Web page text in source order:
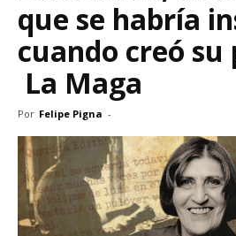
que se habría
cuando creó su
La Maga
Por Felipe Pigna -